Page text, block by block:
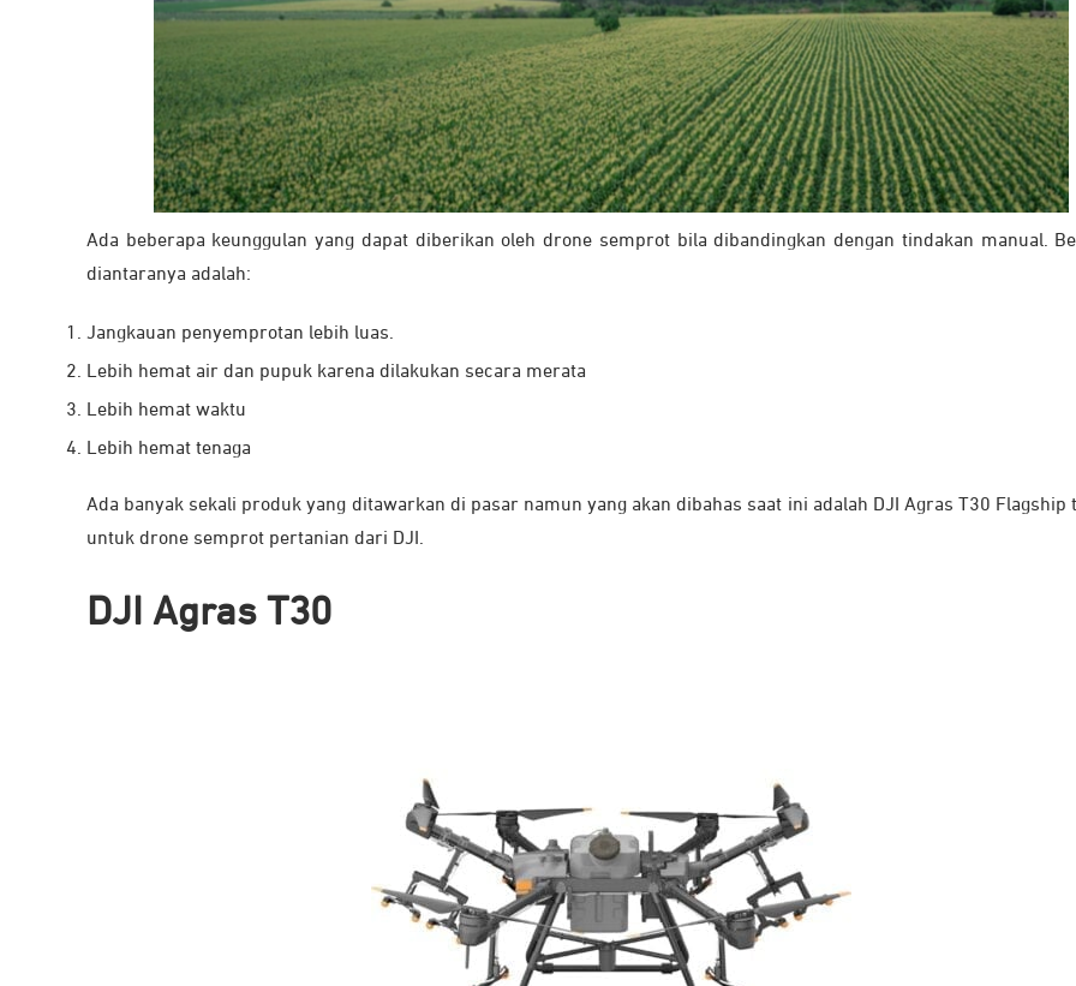
Ada beberapa keunggulan yang dapat diberikan oleh drone semprot bila dibandingkan dengan tindakan manual.
diantaranya adalah:
Jangkauan penyemprotan lebih luas.
Lebih hemat air dan pupuk karena dilakukan secara merata
Lebih hemat waktu
Lebih hemat tenaga
Ada banyak sekali produk yang ditawarkan di pasar namun yang akan dibahas saat ini adalah DJI Agras T30 Flagship
untuk drone semprot pertanian dari DJI.
DJI Agras T30